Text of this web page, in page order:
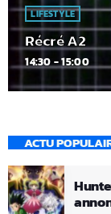
LIFESTYLE
Récré A2
14:30 - 15:00
ACTU